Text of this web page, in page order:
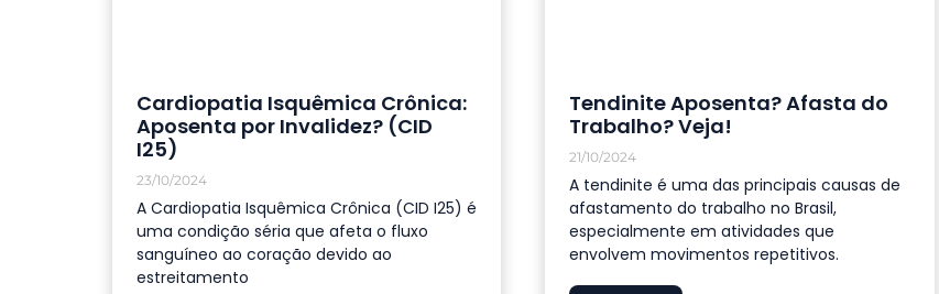
Cardiopatia Isquêmica Crônica:
Aposenta por Invalidez? (CID
I25)
23/10/2024
A Cardiopatia Isquêmica Crônica (CID I25) é
uma condição séria que afeta o fluxo
sanguíneo ao coração devido ao
estreitamento
Tendinite Aposenta? Afasta do
Trabalho? Veja!
21/10/2024
A tendinite é uma das principais causas de
afastamento do trabalho no Brasil,
especialmente em atividades que
envolvem movimentos repetitivos.